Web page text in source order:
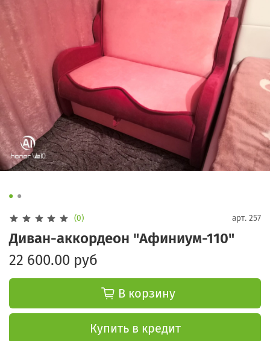
(0) арт. 257
Диван-аккордеон "Афиниум-110"
22 600.00 руб
В корзину
Купить в кредит